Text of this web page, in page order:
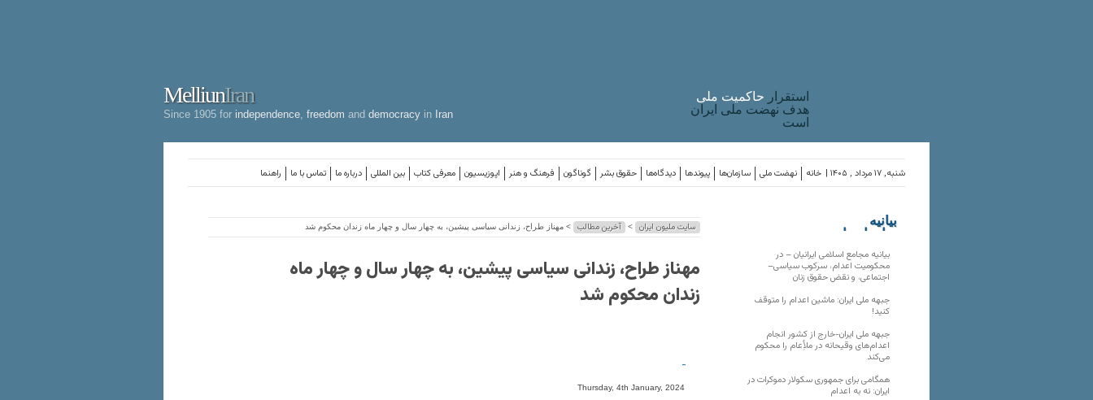
MelliunIran
Since 1905 for independence freedom and democracy in Iran
استقرار حاکميت ملی
هدف نهضت ملی ایران
است
راهنما تماس با ما درباره ما بین المللی معرفی کتاب اپوزیسیون فرهنگ و هنر گوناگون حقوق بشر دیدگاه‌ها پیوندها سازمان‌ها نهضت ملی خانه شنبه, ۱۷ مرداد , ۱۴۰۵ |
سایت ملیون ایران > آخرین مطالب > مهناز طراح، زندانی سیاسی پیشین، به چهار سال و چهار ماه زندان محکوم شد
مهناز طراح، زندانی سیاسی پیشین، به چهار سال و چهار ماه
زندان محکوم شد
-
Thursday, 4th January, 2024
بیانیه
سازمان‌های
بیانیه مجامع اسلامی ایرانیان – در
محکومیت اعدام، سرکوب سیاسی–
اجتماعی، و نقض حقوق زنان
جبهه ملی ایران: ماشین اعدام را متوقف
کنید!
جبهه ملی ایران-خارج از کشور انجام
اعدام‌های وقیحانه در ملأِعام را محکوم
می‌کند
همگامی برای جمهوری سکولار دموکرات در
ایران: نه به اعدام